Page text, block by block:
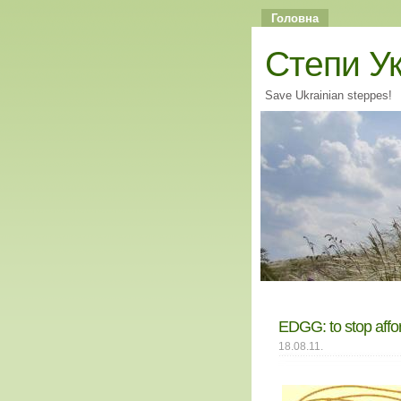
Головна
Cтепи
Save Ukrainian steppes!
EDGG: to stop
18.08.11.